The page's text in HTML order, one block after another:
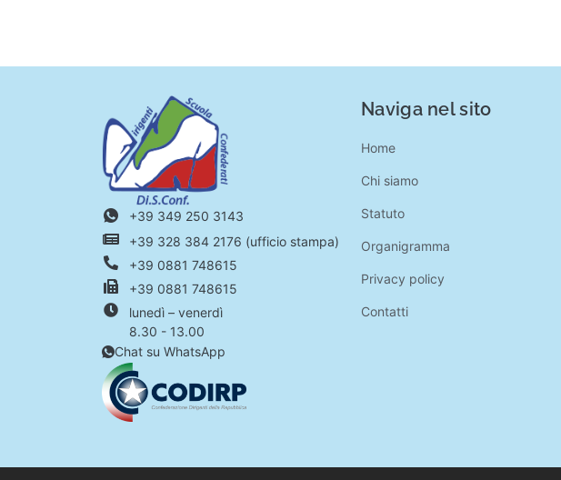
+39 349 250 3143
+39 328 384 2176 (ufficio stampa)
+39 0881 748615
+39 0881 748615
lunedì – venerdì
8.30 - 13.00
Chat su WhatsApp
Naviga nel sito
Home
Chi siamo
Statuto
Organigramma
Privacy policy
Contatti